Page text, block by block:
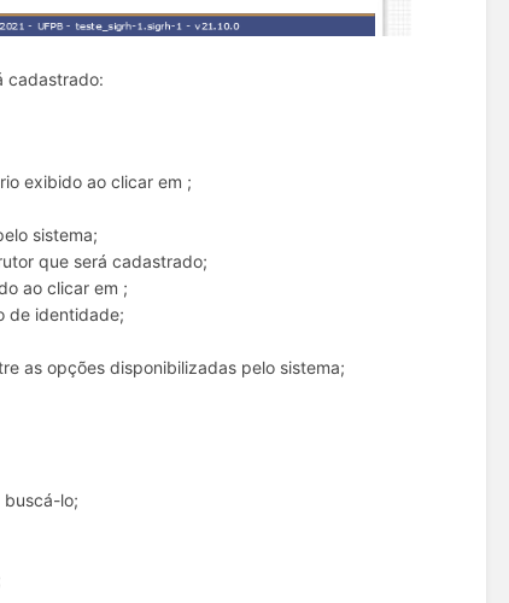
cadastrado:
exibido ao clicar em ;
sistema;
que será cadastrado;
ao clicar em ;
de identidade;
as opções disponibilizadas pelo sistema;
buscá-lo;